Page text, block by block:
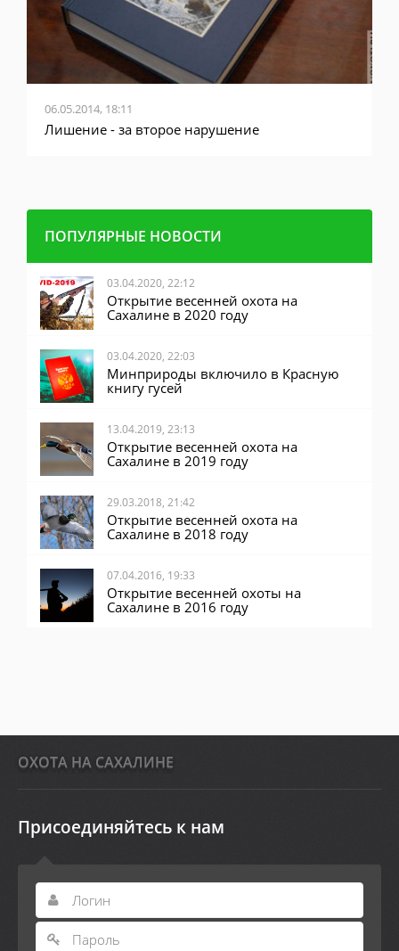
06.05.2014, 18:11
Лишение - за второе нарушение
ПОПУЛЯРНЫЕ НОВОСТИ
03.04.2020, 22:12
Открытие весенней охота на
Сахалине в 2020 году
03.04.2020, 22:03
Минприроды включило в Красную
книгу гусей
13.04.2019, 23:13
Открытие весенней охота на
Сахалине в 2019 году
29.03.2018, 21:42
Открытие весенней охота на
Сахалине в 2018 году
07.04.2016, 19:33
Открытие весенней охоты на
Сахалине в 2016 году
ОХОТА НА САХАЛИНЕ
Присоединяйтесь к нам